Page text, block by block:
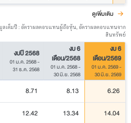
ดูเพิ่มเติม
ลเต็มปี : อัตราผลตอบแทนผู้ถือหุ้น, อัตราผลตอบแทนจาก
สินทรัพย์
งบปี 2568
01 ม.ค. 2568-
31 ธ.ค. 2568
งบ 6
เดือน/2568
01 ม.ค. 2568-
30 มิ.ย. 2568
งบ 6
เดือน/2569
01 ม.ค. 2569-
30 มิ.ย. 2569
8.71 8.13 6.26
12.42 13.34 14.04